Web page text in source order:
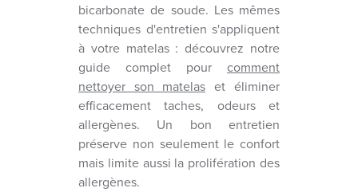
bicarbonate de soude. Les mêmes
techniques d'entretien s'appliquent
à votre matelas : découvrez notre
guide complet pour comment
nettoyer son matelas et éliminer
efficacement taches, odeurs et
allergènes. Un bon entretien
préserve non seulement le confort
mais limite aussi la prolifération des
allergènes.